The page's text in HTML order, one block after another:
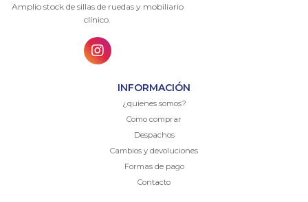
Amplio stock de sillas de ruedas y mobiliario
clínico.
INFORMACIÓN
¿quienes somos?
Como comprar
Despachos
Cambios y devoluciones
Formas de pago
Contacto